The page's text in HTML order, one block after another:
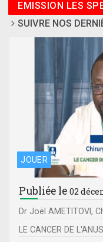
EMISSION LES
SUIVRE NOS
JOUER
Publiée le02
Dr Joël AMETITOVI,
LE CANCER DE